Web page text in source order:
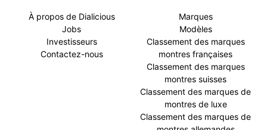
À propos de Dialicious
Jobs
Investisseurs
Contactez-nous
Marques
Modèles
Classement des marques
montres françaises
Classement des marques
montres suisses
Classement des marques de
montres de luxe
Classement des marques de